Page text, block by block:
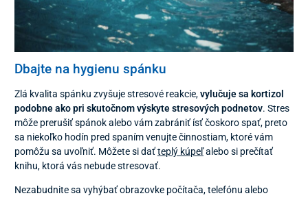
Dbajte na hygienu spánku
Zlá kvalita spánku zvyšuje stresové reakcie,vylučuje sa kortizol
podobne ako pri skutočnom výskyte stresových podnetov. Stres
môže prerušiť spánok alebo vám zabrániť ísť čoskoro spať, preto
sa niekoľko hodín pred spaním venujte činnostiam, ktoré vám
pomôžu sa uvoľniť. Môžete si daťteplý kúpeľalebo si prečítať
knihu, ktorá vás nebude stresovať.
Nezabudnite sa vyhýbať obrazovke počítača, telefónu alebo